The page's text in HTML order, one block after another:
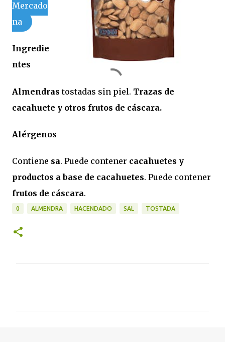
Mercado
na
Ingredie
ntes
Almendras tostadas sin piel. Trazas de
cacahuete y otros frutos de cáscara.
Alérgenos
Contiene sa. Puede contener cacahuetes y
productos a base de cacahuetes. Puede contener
frutos de cáscara.
0 ALMENDRA HACENDADO SAL TOSTADA